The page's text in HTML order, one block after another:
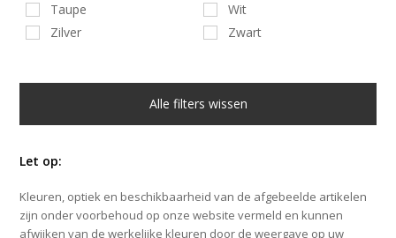
Taupe
Wit
Zilver
Zwart
Alle filters wissen
Let op:
Kleuren, optiek en beschikbaarheid van de afgebeelde artikelen
zijn onder voorbehoud op onze website vermeld en kunnen
afwijken van de werkelijke kleuren door de weergave op uw